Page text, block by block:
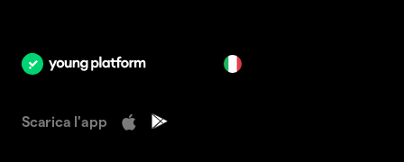
Scarica l'app